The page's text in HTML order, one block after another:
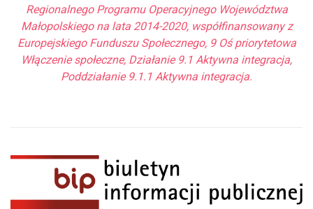
Regionalnego Programu Operacyjnego Województwa
Małopolskiego na lata 2014-2020, współfinansowany z
Europejskiego Funduszu Społecznego, 9 Oś priorytetowa
Włączenie społeczne, Działanie 9.1 Aktywna integracja,
Poddziałanie 9.1.1 Aktywna integracja.